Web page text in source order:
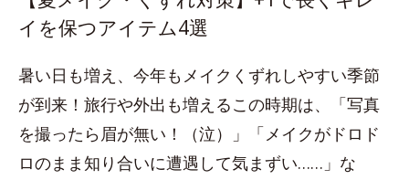
イを保つアイテム4選
暑い日も増え、今年もメイクくずれしやすい季節
が到来！旅行や外出も増えるこの時期は、「写真
を撮ったら眉が無い！（泣）」「メイクがドロド
ロのまま知り合いに遭遇して気まずい……」な